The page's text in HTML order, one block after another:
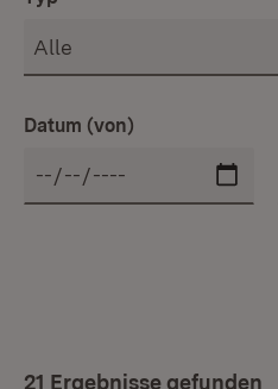
Datum (von)
21 Ergebnisse gefunden